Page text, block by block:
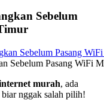
Sebelum
Sebelum Pasang WiFi
murah, ada
nggak salah pilih!